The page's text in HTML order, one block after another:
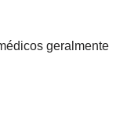
geralmente